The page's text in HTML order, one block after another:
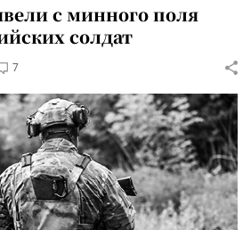
с минного поля
солдат
7